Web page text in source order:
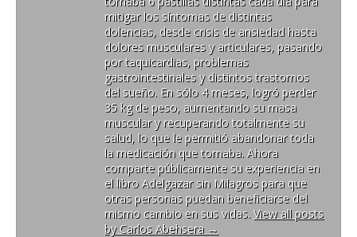
mitigar los síntomas de distintas
dolencias, desde crisis de ansiedad hasta
dolores musculares y articulares, pasando
por taquicardias, problemas
gastrointestinales y distintos trastornos
del sueño. En sólo 4 meses, logró perder
35 kg de peso, aumentando su masa
muscular y recuperando totalmente su
salud, lo que le permitió abandonar toda
la medicación que tomaba. Ahora
comparte públicamente su experiencia en
el libro Adelgazar sin Milagros para que
otras personas puedan beneficiarse del
mismo cambio en sus vidas. View all posts
by Carlos Abehsera →